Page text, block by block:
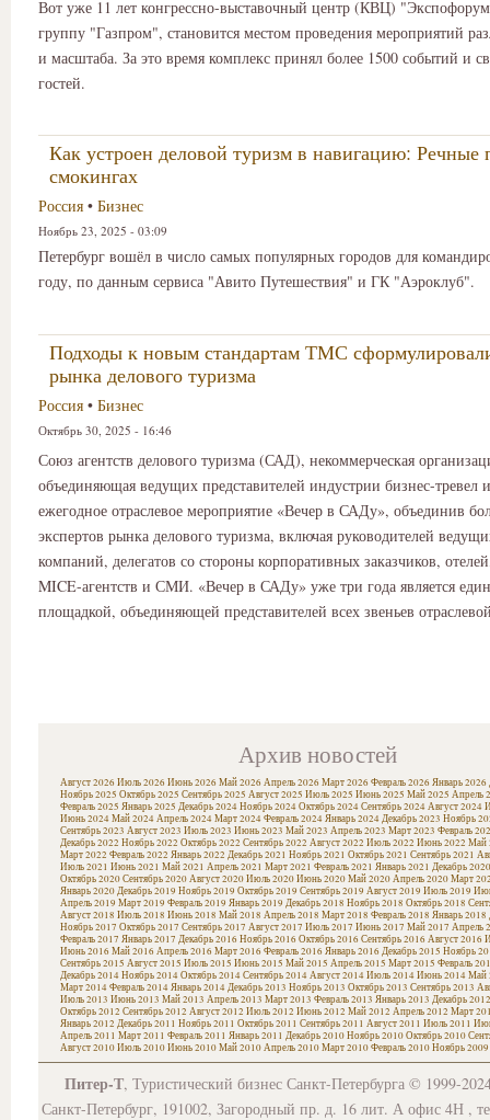
Вот уже 11 лет конгрессно-выставочный центр (КВЦ)
группу "Газпром", становится местом проведения мероприятий
и масштаба. За это время комплекс принял более 1500 событий и
гостей.
Как устроен деловой туризм в навигацию: Речные
смокингах
Россия • Бизнес
Ноябрь 23, 2025 - 03:09
Петербург вошёл в число самых популярных городов для
году, по данным сервиса "Авито Путешествия" и ГК "Аэроклуб".
Подходы к новым стандартам ТМС
рынка делового туризма
Россия • Бизнес
Октябрь 30, 2025 - 16:46
Союз агентств делового туризма (САД), некоммерческая
объединяющая ведущих представителей индустрии бизнес-тревел
ежегодное отраслевое мероприятие «Вечер в САДу», объединив
экспертов рынка делового туризма, включая руководителей
компаний, делегатов со стороны корпоративных заказчиков,
MICE-агентств и СМИ. «Вечер в САДу» уже три года является
площадкой, объединяющей представителей всех звеньев
Архив новостей
Август 2026 Июль 2026 Июнь 2026 Май 2026 Апрель 2026 Март 2026 Февраль 2026 Январь 2026
Ноябрь 2025 Октябрь 2025 Сентябрь 2025 Август 2025 Июль 2025 Июнь 2025 Май 2025 Апрель
Февраль 2025 Январь 2025 Декабрь 2024Ноябрь 2024Октябрь 2024Сентябрь 2024Август 2024
Июнь 2024Май 2024Апрель 2024Март 2024Февраль 2024Январь 2024Декабрь 2023 Ноябрь
Сентябрь 2023 Август 2023 Июль 2023 Июнь 2023 Май 2023 Апрель 2023 Март 2023 Февраль
Декабрь 2022 Ноябрь 2022 Октябрь 2022 Сентябрь 2022 Август 2022 Июль 2022 Июнь 2022 Май
Март 2022 Февраль 2022 Январь 2022 Декабрь 2021 Ноябрь 2021 Октябрь 2021 Сентябрь 2021
Июль 2021 Июнь 2021 Май 2021 Апрель 2021 Март 2021 Февраль 2021 Январь 2021 Декабрь 2020
Октябрь 2020Сентябрь 2020Август 2020Июль 2020Июнь 2020Май 2020Апрель 2020Март
Январь 2020Декабрь 2019 Ноябрь 2019 Октябрь 2019 Сентябрь 2019 Август 2019 Июль 2019
Апрель 2019 Март 2019 Февраль 2019 Январь 2019 Декабрь 2018 Ноябрь 2018 Октябрь 2018
Август 2018 Июль 2018 Июнь 2018 Май 2018 Апрель 2018 Март 2018 Февраль 2018 Январь 2018
Ноябрь 2017 Октябрь 2017 Сентябрь 2017 Август 2017 Июль 2017 Июнь 2017 Май 2017 Апрель
Февраль 2017 Январь 2017 Декабрь 2016 Ноябрь 2016 Октябрь 2016 Сентябрь 2016 Август 2016
Июнь 2016 Май 2016 Апрель 2016 Март 2016 Февраль 2016 Январь 2016 Декабрь 2015 Ноябрь
Сентябрь 2015 Август 2015 Июль 2015 Июнь 2015 Май 2015 Апрель 2015 Март 2015 Февраль
Декабрь 2014Ноябрь 2014Октябрь 2014Сентябрь 2014Август 2014Июль 2014Июнь 2014Май
Март 2014Февраль 2014Январь 2014Декабрь 2013 Ноябрь 2013 Октябрь 2013 Сентябрь 2013
Июль 2013 Июнь 2013 Май 2013 Апрель 2013 Март 2013 Февраль 2013 Январь 2013 Декабрь 2012
Октябрь 2012 Сентябрь 2012 Август 2012 Июль 2012 Июнь 2012 Май 2012 Апрель 2012 Март
Январь 2012 Декабрь 2011 Ноябрь 2011 Октябрь 2011 Сентябрь 2011 Август 2011 Июль 2011
Апрель 2011 Март 2011 Февраль 2011 Январь 2011 Декабрь 2010Ноябрь 2010Октябрь 2010
Август 2010Июль 2010Июнь 2010Май 2010Апрель 2010Март 2010Февраль 2010Ноябрь 2009
Питер-Т, Туристический бизнес Санкт-Петербурга © 1999-
Санкт-Петербург, 191002, Загородный пр. д. 16 лит. А офис 4Н ,